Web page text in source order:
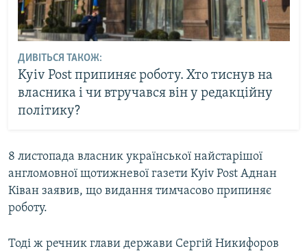
ДИВІТЬСЯ ТАКОЖ:
Kyiv Post припиняє роботу. Хто тиснув на
власника і чи втручався він у редакційну
політику?
8 листопада власник української найстарішої
англомовної щотижневої газети Kyiv Post Аднан
Ківан заявив, що видання тимчасово припиняє
роботу.
Тоді ж речник глави держави Сергій Никифоров